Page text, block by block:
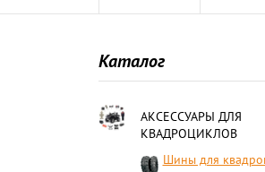
Каталог
АКСЕССУАРЫ ДЛЯ
КВАДРОЦИКЛОВ
Шины для